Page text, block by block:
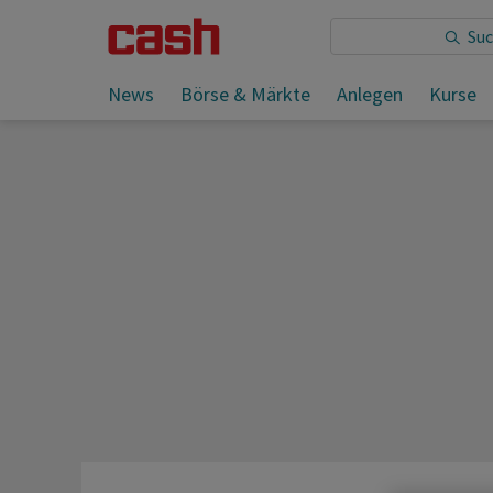
News Börse & Märkte Anlegen Kurse
Sie lesen: